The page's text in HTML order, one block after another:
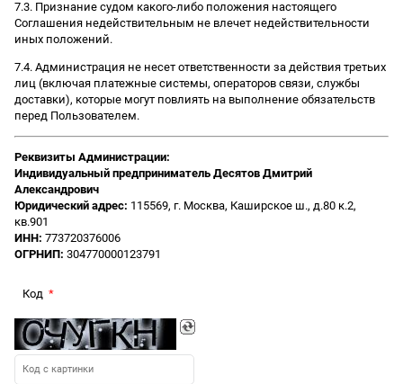
7.3. Признание судом какого-либо положения настоящего
Соглашения недействительным не влечет недействительности
иных положений.
7.4. Администрация не несет ответственности за действия третьих
лиц (включая платежные системы, операторов связи, службы
доставки), которые могут повлиять на выполнение обязательств
перед Пользователем.
Реквизиты Администрации:
Индивидуальный предприниматель Десятов Дмитрий
Александрович
Юридический адрес: 115569, г. Москва, Каширское ш., д.80 к.2,
кв.901
ИНН: 773720376006
ОГРНИП: 304770000123791
Код